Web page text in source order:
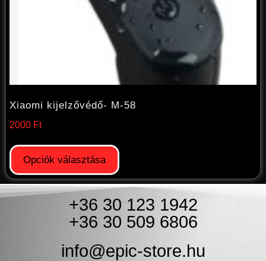
Xiaomi kijelzővédő- M-58
2000 Ft
Opciók választása
+36 30 123 1942
+36 30 509 6806
info@epic-store.hu